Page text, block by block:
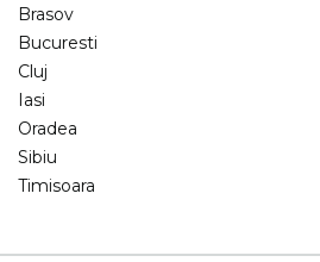
Brasov
Bucuresti
Cluj
Iasi
Oradea
Sibiu
Timisoara